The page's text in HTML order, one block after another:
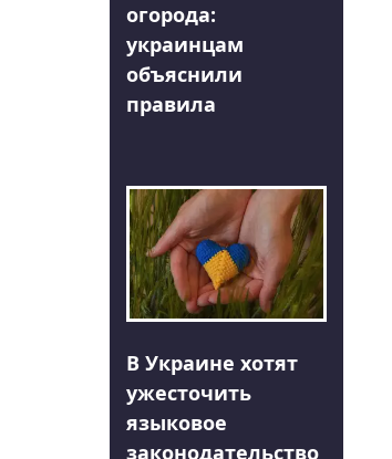
огорода:
украинцам
объяснили
правила
В Украине хотят
ужесточить
языковое
законодательство